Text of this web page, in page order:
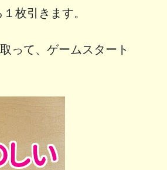
枚引きます。
って、ゲームスタート